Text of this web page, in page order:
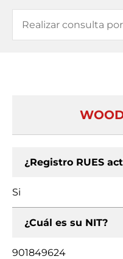
¿Registro RUES
Si
¿Cuál es su NIT?
901849624